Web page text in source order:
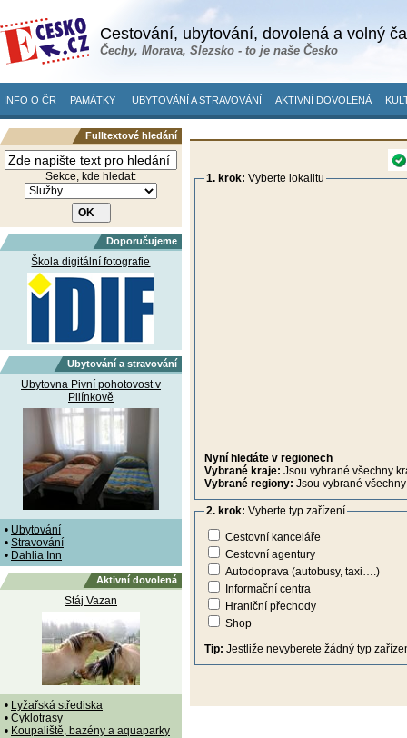
Cestování, ubytování, dovolená a volný
Čechy, Morava, Slezsko - to je naše Česko
INFO O ČR PAMÁTKY UBYTOVÁNÍ A STRAVOVÁNÍ AKTIVNÍ DOVOLENÁ
Fulltextové hledání
Sekce, kde hledat:
Doporučujeme
Škola digitální fotografie
Ubytování a stravování
Ubytovna Pivní pohotovost v
Pilínkově
• Ubytování
• Stravování
• Dahlia Inn
Aktivní dovolená
Stáj Vazan
• Lyžařská střediska
• Cyklotrasy
• Koupaliště, bazény a aquaparky
1. krok: Vyberte lokalitu
Nyní hledáte v regionech
Vybrané kraje: Jsou vybrané všechny
Vybrané regiony: Jsou vybrané
2. krok: Vyberte typ zařízení
Cestovní kanceláře
Cestovní agentury
Autodoprava (autobusy, taxi….)
Informační centra
Hraniční přechody
Shop
Tip: Jestliže nevyberete žádný typ